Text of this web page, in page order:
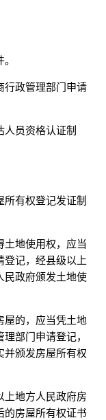
行政管理部门申请
员资格认证制
有权登记发证制
地使用权，应当
登记，经县级以上
民政府颁发土地使
屋的，应当凭土地
部门申请登记，
并颁发房屋所有权
上地方人民政府房
的房屋所有权证书